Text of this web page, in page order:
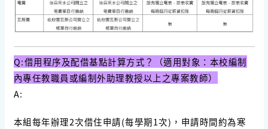
Q:借用程序及配借基點計算方式？（適用對象：本校編制
內專任教職員或編制外助理教授以上之專案教師）
A:
本組每年辦理2次借住申請(每學期1次)，申請時間約為寒